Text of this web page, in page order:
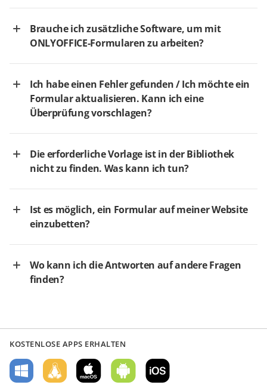
Brauche ich zusätzliche Software, um mit
ONLYOFFICE-Formularen zu arbeiten?
Ich habe einen Fehler gefunden / Ich möchte ein
Formular aktualisieren. Kann ich eine
Überprüfung vorschlagen?
Die erforderliche Vorlage ist in der Bibliothek
nicht zu finden. Was kann ich tun?
Ist es möglich, ein Formular auf meiner Website
einzubetten?
Wo kann ich die Antworten auf andere Fragen
finden?
KOSTENLOSE APPS ERHALTEN